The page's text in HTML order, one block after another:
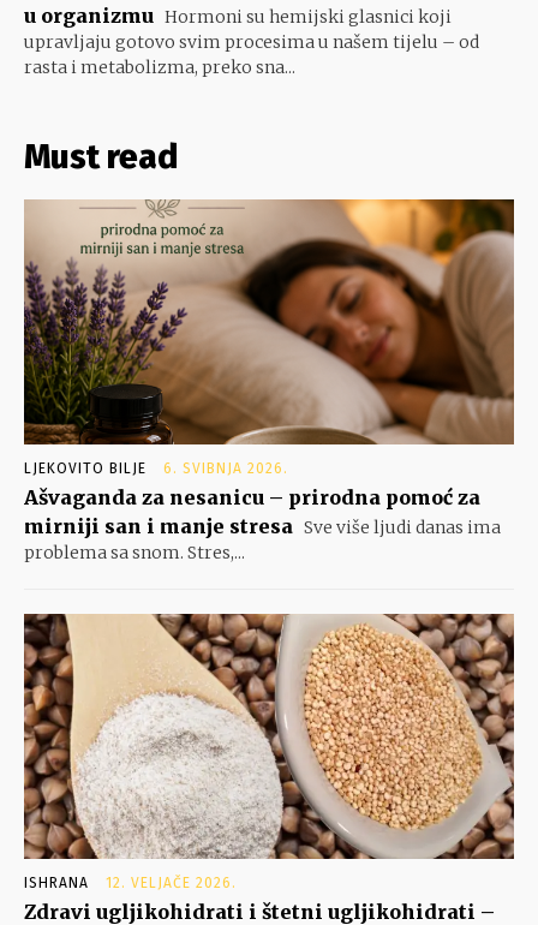
u organizmu Hormoni su hemijski glasnici koji
upravljaju gotovo svim procesima u našem tijelu – od
rasta i metabolizma, preko sna...
Must read
LJEKOVITO BILJE 6. SVIBNJA 2026.
Ašvaganda za nesanicu – prirodna pomoć za
mirniji san i manje stresa Sve više ljudi danas ima
problema sa snom. Stres,...
ISHRANA 12. VELJAČE 2026.
Zdravi ugljikohidrati i štetni ugljikohidrati –